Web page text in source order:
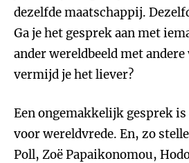
dezelfde maatschappij.
Ga je het gesprek aan met
ander wereldbeeld met andere
vermijd je het liever?
Een ongemakkelijk gesprek
voor wereldvrede. En, zo
Poll, Zoë Papaikonomou,